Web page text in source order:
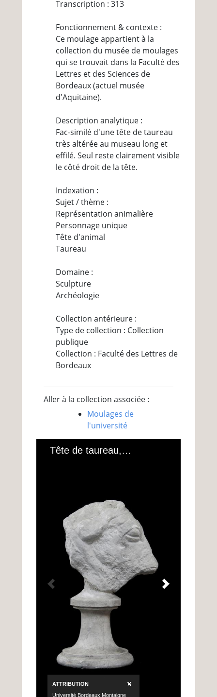
Transcription : 313
Fonctionnement & contexte :
Ce moulage appartient à la
collection du musée de moulages
qui se trouvait dans la Faculté des
Lettres et des Sciences de
Bordeaux (actuel musée
d'Aquitaine).
Description analytique :
Fac-similé d'une tête de taureau
très altérée au museau long et
effilé. Seul reste clairement visible
le côté droit de la tête.
Indexation :
Sujet / thème :
Représentation animalière
Personnage unique
Tête d'animal
Taureau
Domaine :
Sculpture
Archéologie
Collection antérieure :
Type de collection : Collection
publique
Collection : Faculté des Lettres de
Bordeaux
Aller à la collection associée :
Moulages de
l'université